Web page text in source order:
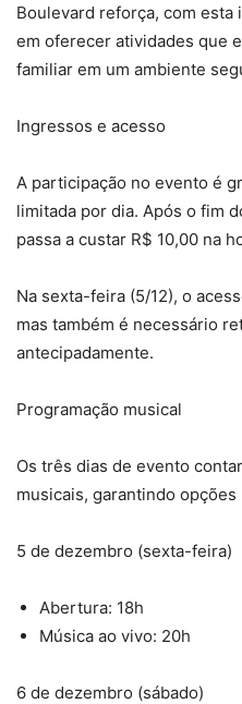
Boulevard reforça, com
em oferecer atividades que
familiar em um ambiente
Ingressos e acesso
A participação no evento é
limitada por dia. Após o fim
passa a custar R$ 10,00 na
Na sexta-feira (5/12), o
mas também é necessário
antecipadamente.
Programação musical
Os três dias de evento
musicais, garantindo
5 de dezembro (sexta-feira)
Abertura: 18h
Música ao vivo: 20h
6 de dezembro (sábado)